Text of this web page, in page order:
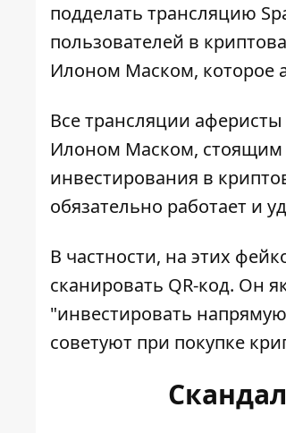
подделать трансляцию
пользователей в
Илоном Маском, которое
Все трансляции
Илоном Маском, стоящим
инвестирования в
обязательно работает и
В частности, на этих
сканировать QR-код. Он
"инвестировать
советуют при покупке